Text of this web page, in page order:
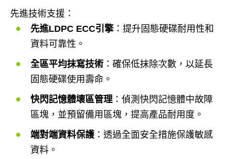
先進技術支援：
先進LDPC ECC引擎：提升固態硬碟耐用性和
資料可靠性。
全區平均抹寫技術 ：確保低抹除次數，以延長
固態硬碟使用壽命。
快閃記憶體壞區管理：偵測快閃記憶體中故障
區塊，並預留備用區塊，提高產品耐用度。
端對端資料保護：透過全面安全措施保護敏感
資料。